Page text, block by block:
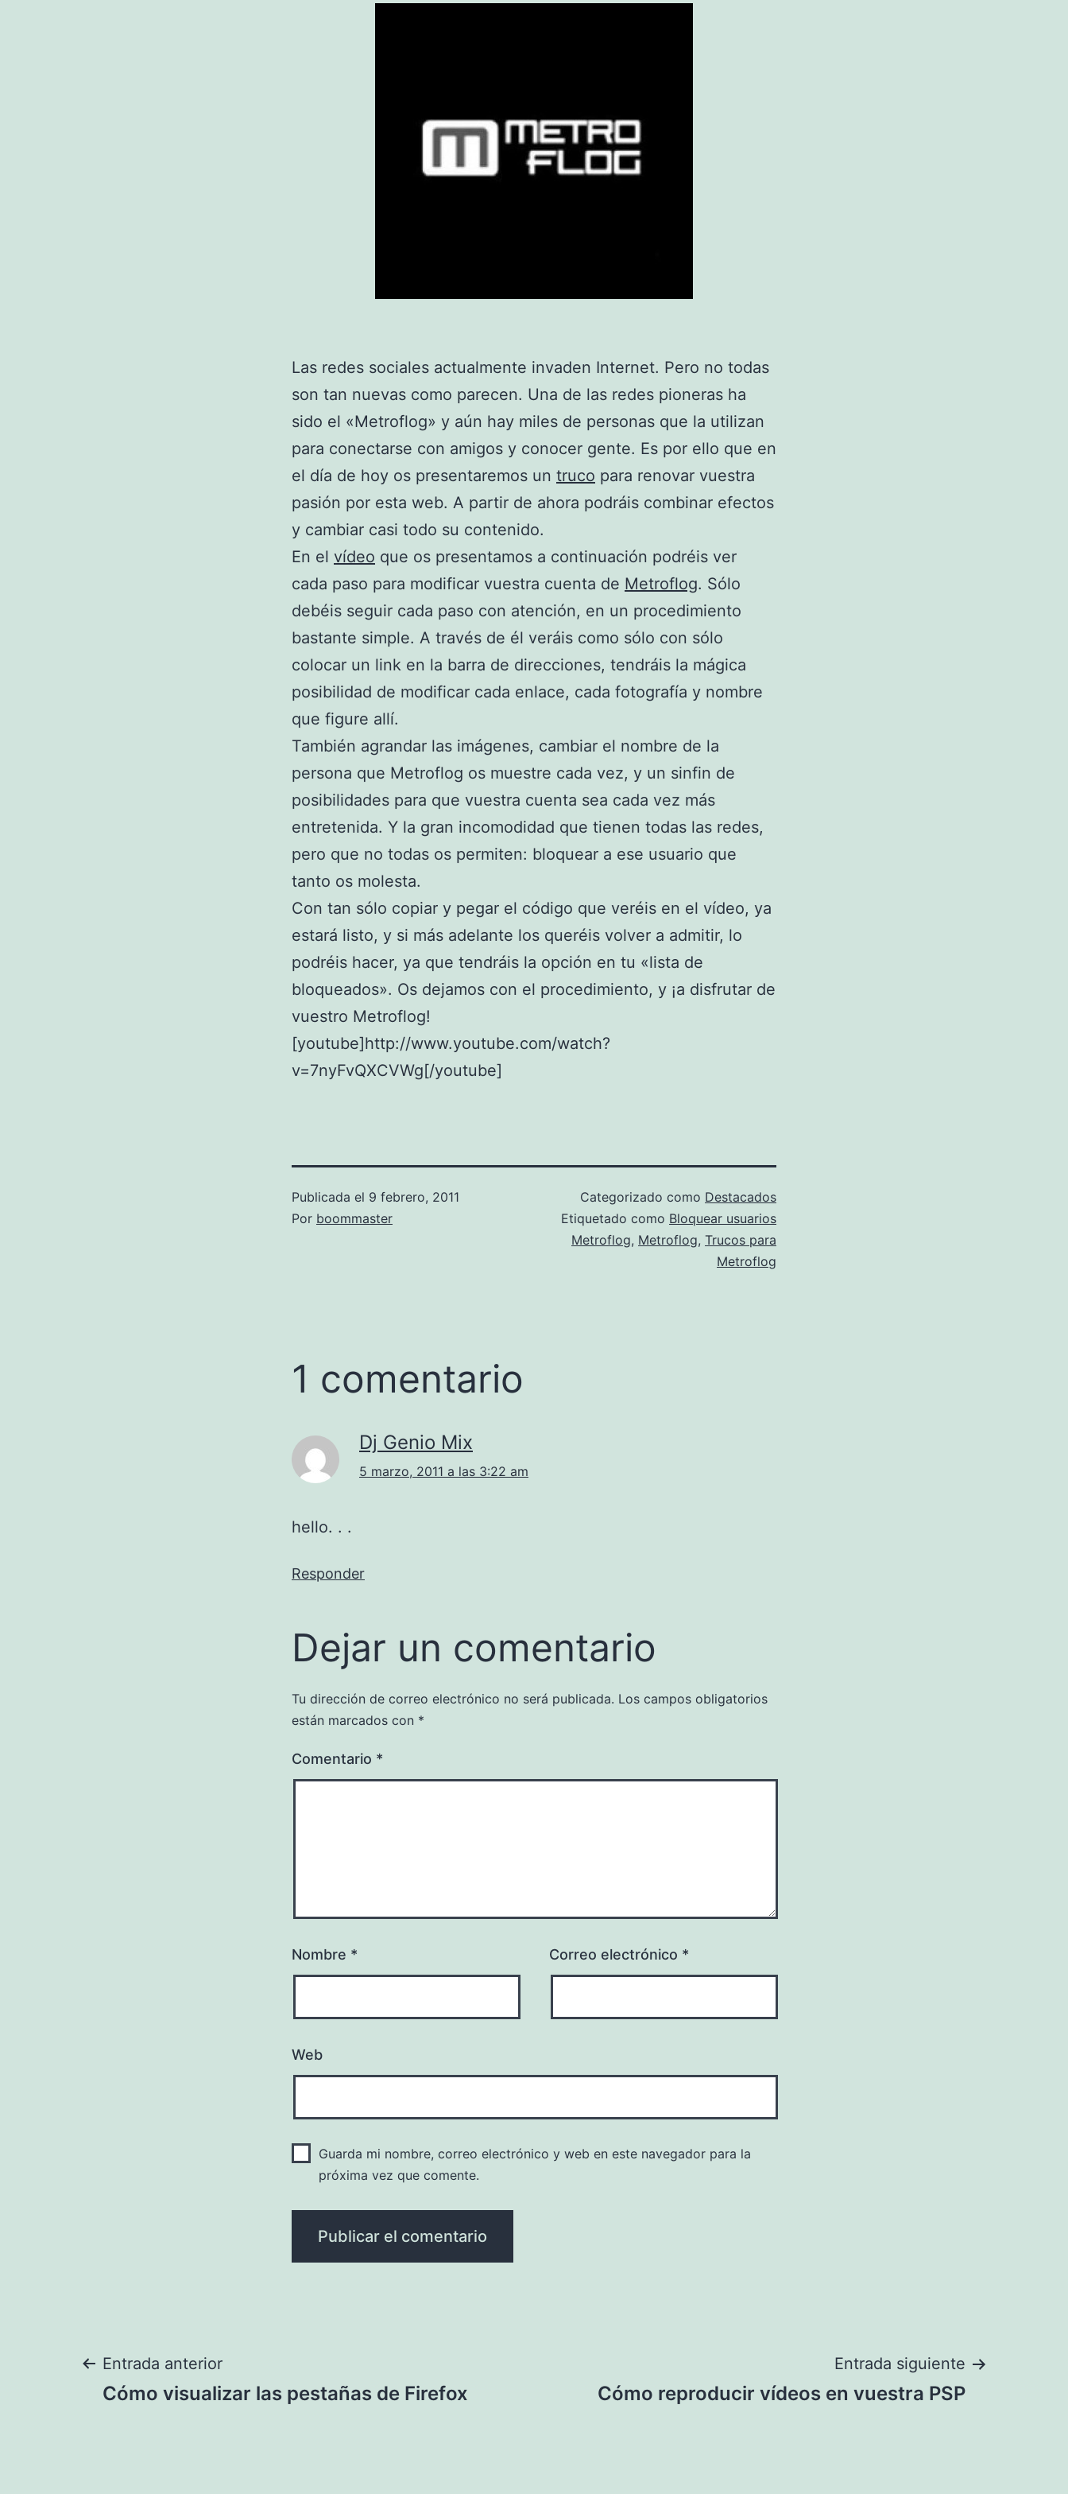
Las redes sociales actualmente invaden Internet. Pero no todas
son tan nuevas como parecen. Una de las redes pioneras ha
sido el «Metroflog» y aún hay miles de personas que la utilizan
para conectarse con amigos y conocer gente. Es por ello que en
el día de hoy os presentaremos un truco para renovar vuestra
pasión por esta web. A partir de ahora podráis combinar efectos
y cambiar casi todo su contenido.
En el vídeo que os presentamos a continuación podréis ver
cada paso para modificar vuestra cuenta de Metroflog. Sólo
debéis seguir cada paso con atención, en un procedimiento
bastante simple. A través de él veráis como sólo con sólo
colocar un link en la barra de direcciones, tendráis la mágica
posibilidad de modificar cada enlace, cada fotografía y nombre
que figure allí.
También agrandar las imágenes, cambiar el nombre de la
persona que Metroflog os muestre cada vez, y un sinfin de
posibilidades para que vuestra cuenta sea cada vez más
entretenida. Y la gran incomodidad que tienen todas las redes,
pero que no todas os permiten: bloquear a ese usuario que
tanto os molesta.
Con tan sólo copiar y pegar el código que veréis en el vídeo, ya
estará listo, y si más adelante los queréis volver a admitir, lo
podréis hacer, ya que tendráis la opción en tu «lista de
bloqueados». Os dejamos con el procedimiento, y ¡a disfrutar de
vuestro Metroflog!
[youtube]http://www.youtube.com/watch?
v=7nyFvQXCVWg[/youtube]
Publicada el 9 febrero, 2011
Por boommaster
Categorizado como Destacados
Etiquetado como Bloquear usuarios
Metroflog, Metroflog, Trucos para
Metroflog
1 comentario
Dj Genio Mix
5 marzo, 2011 a las 3:22 am
hello. . .
Responder
Dejar un comentario
Tu dirección de correo electrónico no será publicada. Los campos obligatorios
están marcados con *
Comentario *
Nombre * Correo electrónico *
Web
Guarda mi nombre, correo electrónico y web en este navegador para la
próxima vez que comente.
Navegación
Entrada anterior
Cómo visualizar las pestañas de Firefox
Entrada siguiente
Cómo reproducir vídeos en vuestra PSP